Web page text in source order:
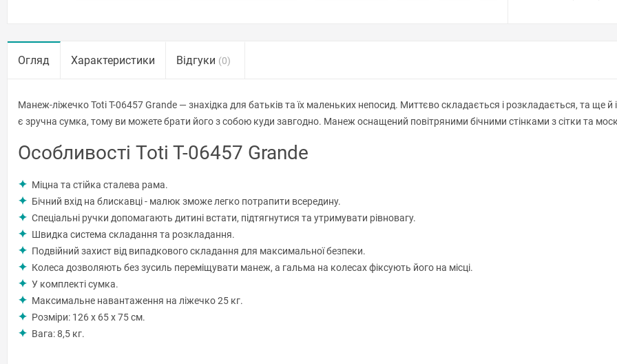
Огляд Характеристики Відгуки (0)
Манеж-ліжечко Toti T-06457 Grande — знахідка для батьків та їх маленьких непосид. Миттєво складається і розкладається, та ще
є зручна сумка, тому ви можете брати його з собою куди завгодно. Манеж оснащений повітряними бічними стінками з сітки та
Особливості Toti T-06457 Grande
Міцна та стійка сталева рама.
Бічний вхід на блискавці - малюк зможе легко потрапити всередину.
Спеціальні ручки допомагають дитині встати, підтягнутися та утримувати рівновагу.
Швидка система складання та розкладання.
Подвійний захист від випадкового складання для максимальної безпеки.
Колеса дозволяють без зусиль переміщувати манеж, а гальма на колесах фіксують його на місці.
У комплекті сумка.
Максимальне навантаження на ліжечко 25 кг.
Розміри: 126 x 65 x 75 см.
Вага: 8,5 кг.